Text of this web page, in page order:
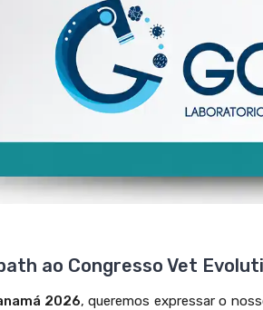
ao Congresso Vet
2026, queremos expressar o